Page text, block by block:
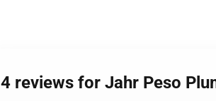
4 reviews for Jahr Peso